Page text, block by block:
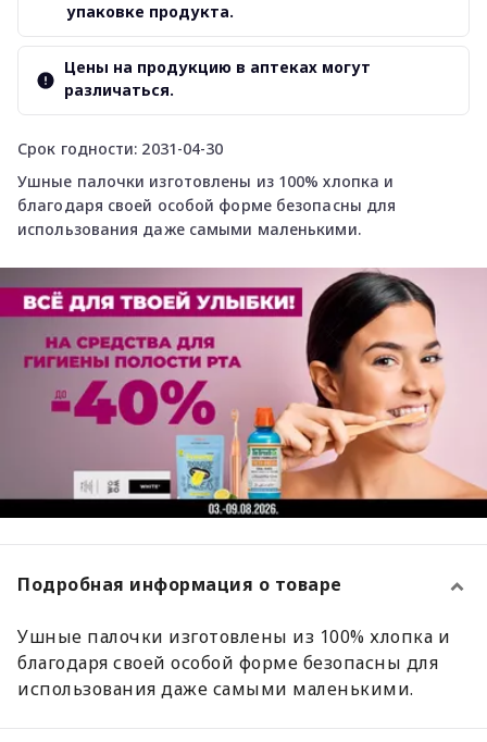
Срок годности: 2031-04-30
Ушные палочки изготовлены из 100% хлопка и
благодаря своей особой форме безопасны для
использования даже самыми маленькими.
упаковке продукта.
Цены на продукцию в аптеках могут
различаться.
Подробная информация о товаре
Ушные палочки изготовлены из 100% хлопка и
благодаря своей особой форме безопасны для
использования даже самыми маленькими.